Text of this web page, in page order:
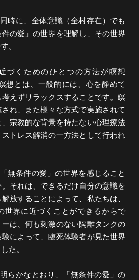
時に、全体意識（全村存在）でも
の愛」の世界を理解し、その世界
。
づくためのひとつの方法が瞑想
想とは、一般的には、心を静めて
えずリラックスすることです。瞑
れ、また様々な方式で実施されて
宗教的な背景を持たない心理療法
トレス解消の一方法として行われ
無条件の愛」の世界を感じること
それは、できるだけ自分の意識を
放することによって、私たちは、
世界に近づくことができるからで
は、何も刺激のない隔離タンクの
によって、臨死体験者が見た世界
た。
らかなとおり、「無条件の愛」の